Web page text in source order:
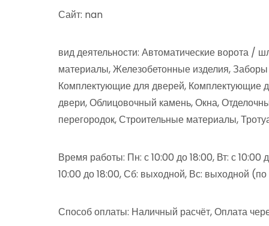
Сайт: nan
вид деятельности: Автоматические ворота /
материалы, Железобетонные изделия,
Комплектующие для дверей, Комплектующие
двери, Облицовочный камень, Окна,
перегородок, Строительные материалы,
Время работы: Пн: с 10:00 до 18:00, Вт: с 10:00
10:00 до 18:00, Сб: выходной, Вс: выходной
Способ оплаты: Наличный расчёт, Оплата